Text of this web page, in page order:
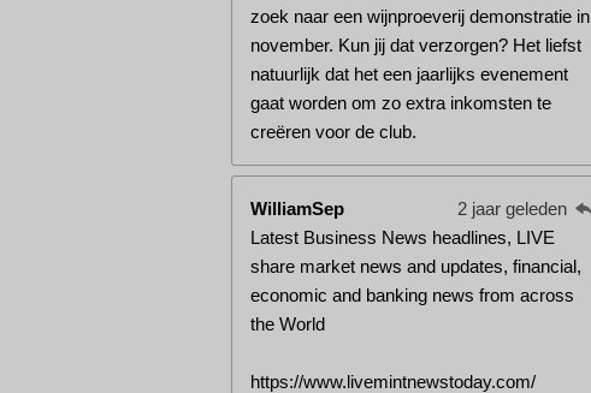
zoek naar een wijnproeverij demonstratie in
november. Kun jij dat verzorgen? Het liefst
natuurlijk dat het een jaarlijks evenement
gaat worden om zo extra inkomsten te
creëren voor de club.
WilliamSep
2 jaar geleden
Latest Business News headlines, LIVE
share market news and updates, financial,
economic and banking news from across
the World
https://www.livemintnewstoday.com/